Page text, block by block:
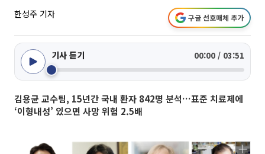
한성주 기자 구글 선호매체 추가
기사 듣기 00:00 / 03:51
김용균 교수팀, 15년간 국내 환자 842명 분석…표준 치료제에
‘이형내성’ 있으면 사망 위험 2.5배